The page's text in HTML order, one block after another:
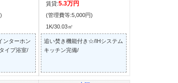
ンターホン
イプ浴室/
賃貸:5.3万円
(管理費等:5,000円)
1K/30.03㎡
追い焚き機能付き☆/IHシステム
キッチン完備/